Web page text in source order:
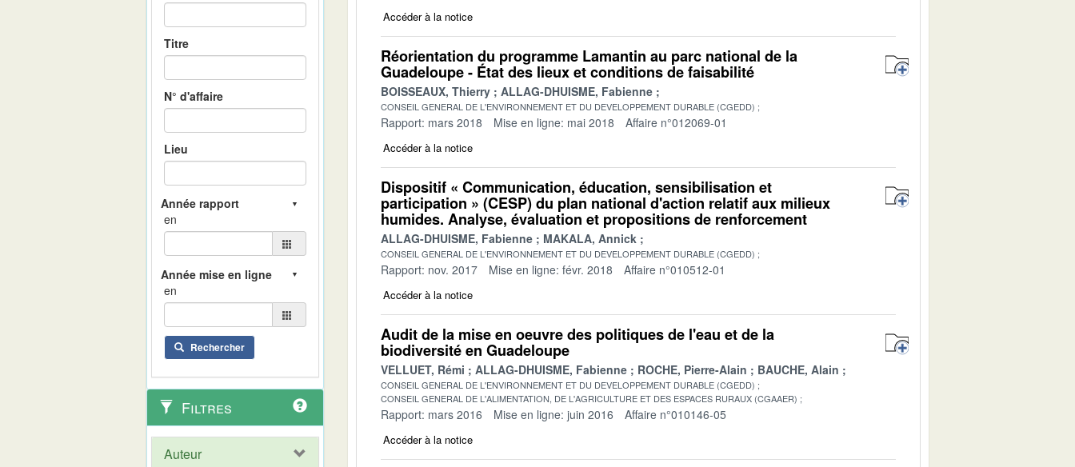
Titre
N° d'affaire
Lieu
en
en
Rechercher
Filtres
Auteur
Accéder à la notice
Réorientation du programme Lamantin au parc national de la
Guadeloupe - État des lieux et conditions de faisabilité
BOISSEAUX, Thierry ALLAG-DHUISME, Fabienne
CONSEIL GENERAL DE L'ENVIRONNEMENT ET DU DEVELOPPEMENT DURABLE (CGEDD)
Rapport: mars 2018 Mise en ligne: mai 2018 Affaire n°012069-01
Accéder à la notice
Dispositif « Communication, éducation, sensibilisation et
participation » (CESP) du plan national d'action relatif aux milieux
humides. Analyse, évaluation et propositions de renforcement
ALLAG-DHUISME, Fabienne MAKALA, Annick
CONSEIL GENERAL DE L'ENVIRONNEMENT ET DU DEVELOPPEMENT DURABLE (CGEDD)
Rapport: nov. 2017 Mise en ligne: févr. 2018 Affaire n°010512-01
Accéder à la notice
Audit de la mise en oeuvre des politiques de l'eau et de la
biodiversité en Guadeloupe
VELLUET, Rémi ALLAG-DHUISME, Fabienne ROCHE, Pierre-Alain BAUCHE, Alain
CONSEIL GENERAL DE L'ENVIRONNEMENT ET DU DEVELOPPEMENT DURABLE (CGEDD)
CONSEIL GENERAL DE L'ALIMENTATION, DE L'AGRICULTURE ET DES ESPACES RURAUX (CGAAER)
Rapport: mars 2016 Mise en ligne: juin 2016 Affaire n°010146-05
Accéder à la notice